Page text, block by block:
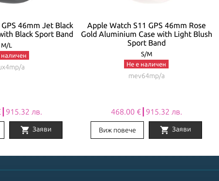
46mm Jet Black
Black Sport Band
M/L
наличен
a
лв.
shopping_cart Заяви
Apple Watch S11 GPS 46mm Rose
Gold Aluminium Case with Light Blush
Sport Band
S/M
Не е наличен
mev64mp/a
468.00 €┃915.32 лв.
Виж повече shopping_cart Заяви